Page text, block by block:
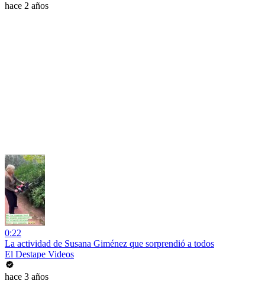
hace 2 años
0:22
La actividad de Susana Giménez que sorprendió a todos
El Destape Videos
hace 3 años